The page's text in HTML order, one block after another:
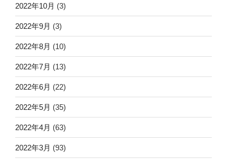
2022年10月 (3)
2022年9月 (3)
2022年8月 (10)
2022年7月 (13)
2022年6月 (22)
2022年5月 (35)
2022年4月 (63)
2022年3月 (93)